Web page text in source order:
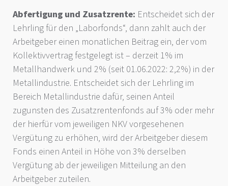
Abfertigung und Zusatzrente: Entscheidet sich der
Lehrling für den „Laborfonds“, dann zahlt auch der
Arbeitgeber einen monatlichen Beitrag ein, der vom
Kollektivvertrag festgelegt ist – derzeit 1% im
Metallhandwerk und 2% (seit 01.06.2022: 2,2%) in der
Metallindustrie. Entscheidet sich der Lehrling im
Bereich Metallindustrie dafür, seinen Anteil
zugunsten des Zusatzrentenfonds auf 3% oder mehr
der hierfür vom jeweiligen NKV vorgesehenen
Vergütung zu erhöhen, wird der Arbeitgeber diesem
Fonds einen Anteil in Höhe von 3% derselben
Vergütung ab der jeweiligen Mitteilung an den
Arbeitgeber zuteilen.